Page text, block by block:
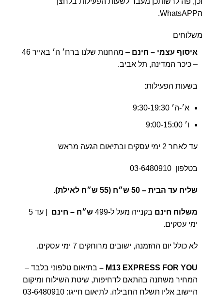
הWhatsAPP.
משלוחים
איסוף עצמי – חינם
– מהחנות שלנו ברח׳ ה׳ באייר 46
– כיכר המדינה, תל אביב.
בשעות הפעילות:
א׳-ה׳ 9:30-19:30
ו׳ 9:00-15:00
עד לאחר 2 ימי עסקים ובתיאום הגעה מראש
בטלפון 03-6480910
שליח עד הבית –
משלוח חינם בקנייה מעל ל-499 ש״ח – חינם
| עד 5
ימי עסקים.
לא כולל יום ההזמנה, ישובים מרוחקים 7 ימי עסקים.
M13 EXPRESS FOR YOU
– בתיאום טלפוני בלבד –
המחיר משתנה בהתאם לדחיפות, שיטת השילוח ומיקום
היישוב אליו תשלח החבילה. לתיאום חייגו: 03-6480910